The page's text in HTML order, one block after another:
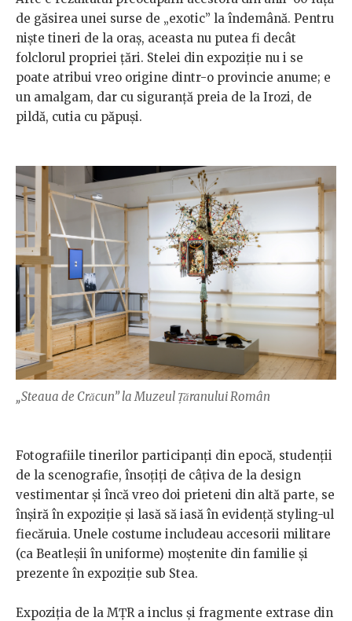
de găsirea unei surse de „exotic” la îndemână. Pentru
niște tineri de la oraș, aceasta nu putea fi decât
folclorul propriei țări. Stelei din expoziție nu i se
poate atribui vreo origine dintr-o provincie anume; e
un amalgam, dar cu siguranță preia de la Irozi, de
pildă, cutia cu păpuși.​
„Steaua de Crăcun” la Muzeul Țăranului Român
Fotografiile tinerilor participanți din epocă, studenții
de la scenografie, însoțiți de câțiva de la design
vestimentar și încă vreo doi prieteni din altă parte, se
înșiră în expoziție și lasă să iasă în evidență styling-ul
fiecăruia. Unele costume includeau accesorii militare
(ca Beatleșii în uniforme) moștenite din familie și
prezente în expoziție sub Stea.​
Expoziția de la MȚR a inclus și fragmente extrase din